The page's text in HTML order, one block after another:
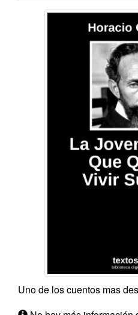
Uno de los cuentos mas